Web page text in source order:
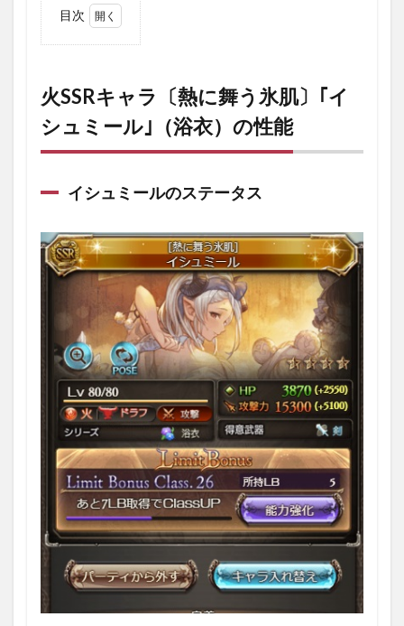
目次
キャ
ラ
に舞
う氷
シュ
ル｣
（浴
衣）
の性
1.1
イシ
ュミ
ール
のス
テー
タス
1.2
｢イシ
ュミ
ール｣
の奥
義
1.2.1
ストラ
火SSRキャラ〔熱に舞う氷肌〕｢イ
シュミール｣（浴衣）の性能
イシュミールのステータス